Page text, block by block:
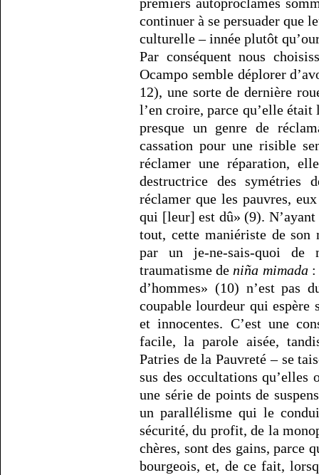
continuer à se persuader que
culturelle – innée plutôt
Par conséquent nous
Ocampo semble déplorer
12), une sorte de dernière
l’en croire, parce qu’elle
presque un genre de
cassation pour une risible
réclamer une réparation,
destructrice des symétries
réclamer que les pauvres,
qui [leur] est dû» (9). N’ayant
tout, cette maniériste de
par un je-ne-sais-quoi de
traumatisme de niña mimada:
d’hommes» (10) n’est pas
coupable lourdeur qui espère
et innocentes. C’est une
facile, la parole aisée,
Patries de la Pauvreté – se
sus des occultations qu’elles
une série de points de
un parallélisme qui le
sécurité, du profit, de la
chères, sont des gains, parce
bourgeois, et, de ce fait,